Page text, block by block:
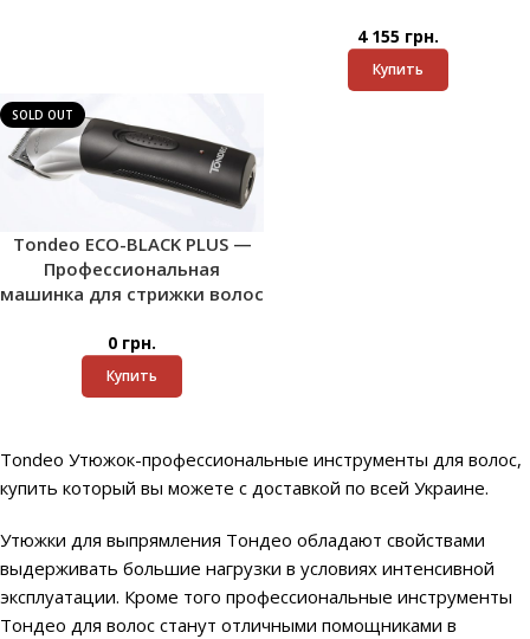
4 155 грн.
Купить
SOLD OUT
Tondeo ECO-BLACK PLUS —
Профессиональная
машинка для стрижки волос
0 грн.
Купить
Tondeo Утюжок-профессиональные инструменты для волос,
купить который вы можете с доставкой по всей Украине.
Утюжки для выпрямления Тондео обладают свойствами
выдерживать большие нагрузки в условиях интенсивной
эксплуатации. Кроме того профессиональные инструменты
Тондео для волос станут отличными помощниками в